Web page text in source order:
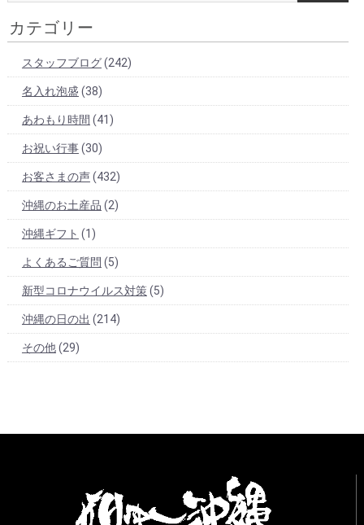
カテゴリー
スタッフブログ(242)
名入れ泡盛 (38)
あわもり時間 (41)
お祝い行事(30)
お客さまの声(432)
沖縄のお土産品 (2)
沖縄ギフト (1)
よくあるご質問 (5)
新型コロナウイルス対策(5)
沖縄の日の出 (214)
その他(29)